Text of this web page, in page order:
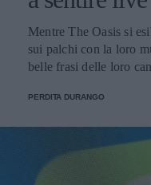
Mentre The Oasis si
sui palchi con la loro
belle frasi delle loro
PERDITA DURANGO